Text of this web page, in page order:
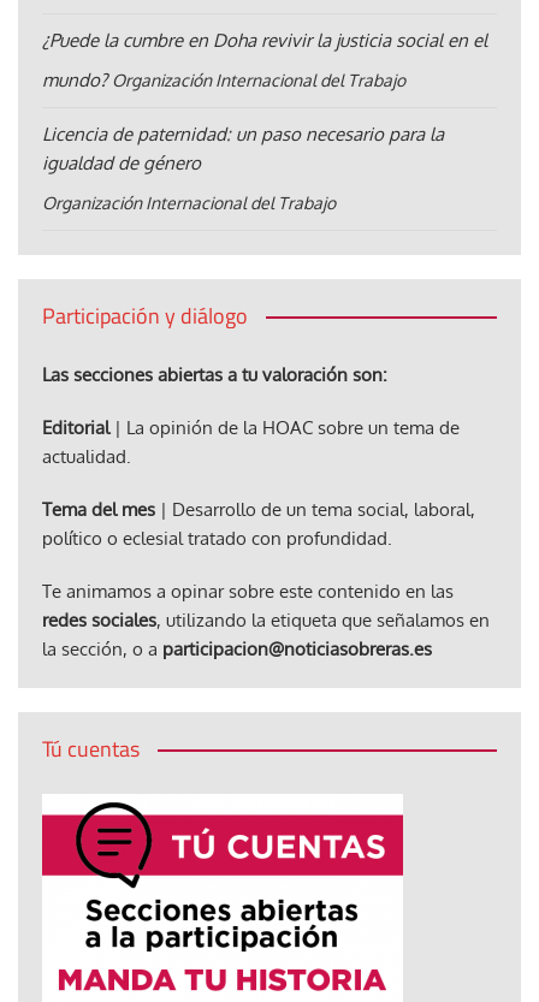
¿Puede la cumbre en Doha revivir la justicia social en el
mundo? Organización Internacional del Trabajo
Licencia de paternidad: un paso necesario para la
igualdad de género
Organización Internacional del Trabajo
Participación y diálogo
Las secciones abiertas a tu valoración son:
Editorial| La opinión de la HOAC sobre un tema de
actualidad.
Tema del mes | Desarrollo de un tema social, laboral,
político o eclesial tratado con profundidad.
Te animamos a opinar sobre este contenido en las
redes sociales, utilizando la etiqueta que señalamos en
la sección, o a participacion@noticiasobreras.es
Tú cuentas